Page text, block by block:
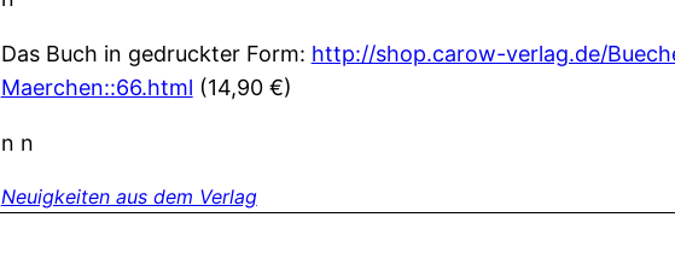
Das Buch in gedruckter Form: http://shop.carow-verlag.de/
Maerchen::66.html (14,90 €)
n n
Neuigkeiten aus dem Verlag